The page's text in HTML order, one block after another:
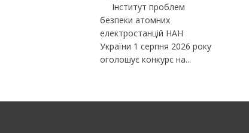
Інститут проблем
безпеки атомних
електростанцій НАН
України 1 серпня 2026 року
оголошує конкурс на...